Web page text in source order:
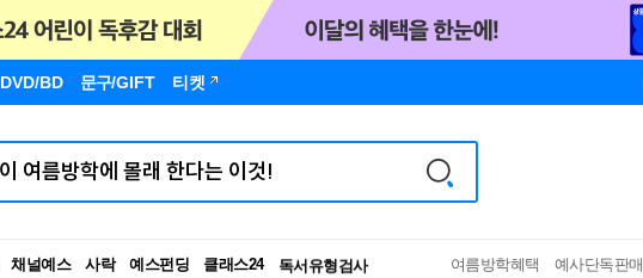
DVD/BD 문구/GIFT 티켓
채널예스 사락 예스펀딩 클래스24
독서유형검사
여름방학혜택 예사단독판매